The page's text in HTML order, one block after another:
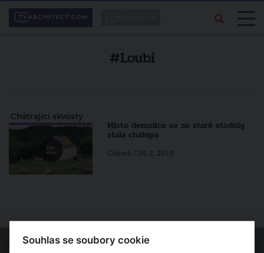
#Loubí
Chátrající skvosty
Místo demolice se ze staré stodoly
stala chalupa
Článek / 26. 2. 2019
Souhlas se soubory cookie